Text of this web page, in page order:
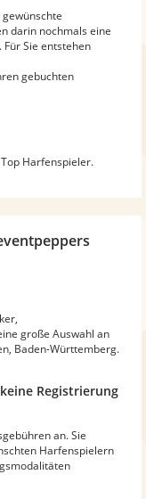
darin nochmals eine
Sie entstehen
gebuchten
Harfenspieler.
große Auswahl an
Baden-Württemberg.
Registrierung
an. Sie
Harfenspielern